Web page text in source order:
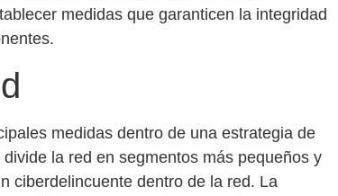
medidas que garanticen la integridad
medidas dentro de una estrategia de
la red en segmentos más pequeños y
ciberdelincuente dentro de la red. La